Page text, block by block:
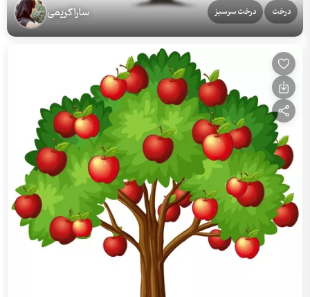
درخت درخت سرسبز سارا کریمی